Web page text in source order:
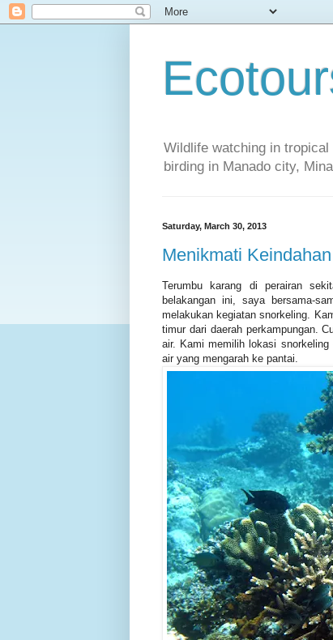
Wildlife watching in
birding in Manado city,
Saturday, March 30, 2013
Menikmati
Terumbu karang di perairan
belakangan ini, saya bersama-
melakukan kegiatan snorkeling.
timur dari daerah perkampungan.
air. Kami memilih lokasi
air yang mengarah ke pantai.